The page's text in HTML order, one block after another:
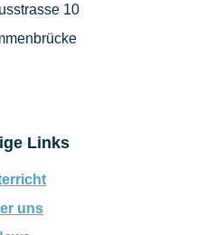
10
Links
uns